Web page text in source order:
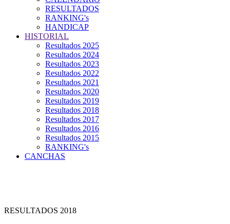
RESULTADOS
RANKING's
HANDICAP
HISTORIAL
Resultados 2025
Resultados 2024
Resultados 2023
Resultados 2022
Resultados 2021
Resultados 2020
Resultados 2019
Resultados 2018
Resultados 2017
Resultados 2016
Resultados 2015
RANKING's
CANCHAS
RESULTADOS 2018